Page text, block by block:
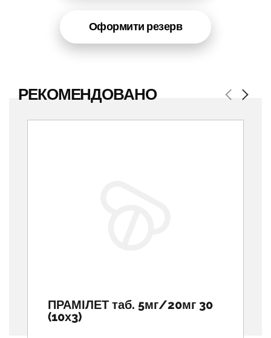
Оформити резерв
РЕКОМЕНДОВАНО Previous
ПРАМІЛЕТ таб. 5мг/20мг 30
(10х3)
Next